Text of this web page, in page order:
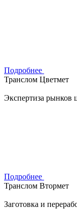
Подробнее
Транслом Цветмет
Экспертиза рынков
Подробнее
Транслом Втормет
Заготовка и